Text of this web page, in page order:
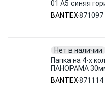
01 А5 синяя
4607023142005
BANTEX871097
Нет в наличии
Папка на 4-х
ПАНОРАМА
BANTEX871114